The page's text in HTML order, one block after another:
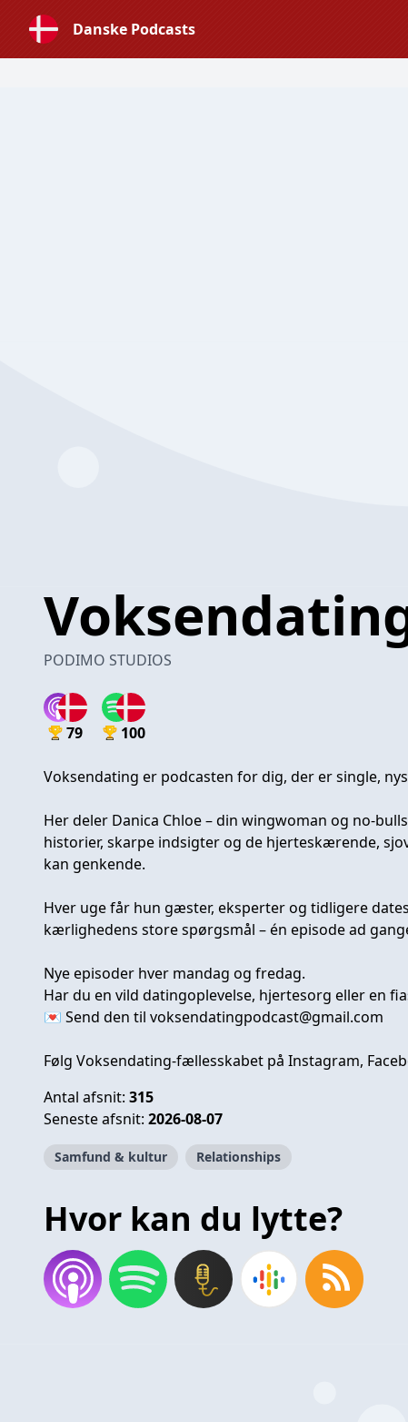
Danske Podcasts
PODIMO STUDIOS
79 100
Voksendating er podcasten for dig, der er single,
Her deler Danica Chloe – din wingwoman og no-
historier, skarpe indsigter og de hjerteskærende,
kan genkende.
Hver uge får hun gæster, eksperter og tidligere
kærlighedens store spørgsmål – én episode ad
Nye episoder hver mandag og fredag.
Har du en vild datingoplevelse, hjertesorg eller en
💌 Send den til voksendatingpodcast@gmail.com
Følg Voksendating-fællesskabet på Instagram,
Antal afsnit: 315
Seneste afsnit: 2026-08-07
Samfund & kultur Relationships
Hvor kan du lytte?